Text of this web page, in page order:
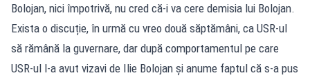
Bolojan, nici împotrivă, nu cred că-i va cere demisia lui Bolojan.
Exista o discuție, în urmă cu vreo două săptămâni, ca USR-ul
să rămână la guvernare, dar după comportamentul pe care
USR-ul l-a avut vizavi de Ilie Bolojan și anume faptul că s-a pus